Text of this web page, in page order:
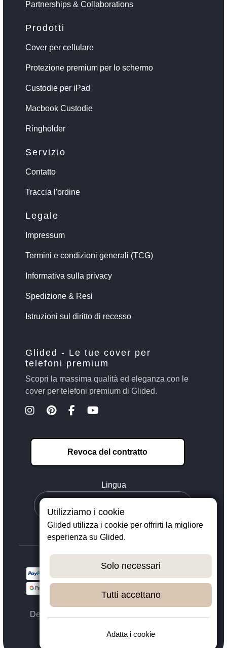
Partnerships & Collaborations
Prodotti
Cover per cellulare
Protezione premium per lo schermo
Custodie per iPad
Macbook Custodie
Ringholder
Servizio
Contatto
Traccia l'ordine
Legale
Impressum
Termini e condizioni generali (TCG)
Informativa sulla privacy
Spedizione & Resi
Istruzioni sul diritto di recesso
Glided - Le tue cover per
telefoni premium
Scopri la massima qualità ed eleganza con le
cover per telefoni premium di Glided.
Revoca del contratto
Lingua
Designed with ❤️ in Dortmund - © 2023 - 2026,
Utilizziamo i cookie
Glided utilizza i cookie per offrirti la migliore
esperienza su Glided.
Solo necessari
Tutti accettano
Adatta i cookie